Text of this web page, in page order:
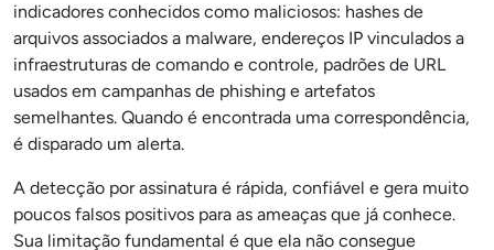
indicadores conhecidos como maliciosos: hashes de
arquivos associados a malware, endereços IP vinculados a
infraestruturas de comando e controle, padrões de URL
usados em campanhas de phishing e artefatos
semelhantes. Quando é encontrada uma correspondência,
é disparado um alerta.
A detecção por assinatura é rápida, confiável e gera muito
poucos falsos positivos para as ameaças que já conhece.
Sua limitação fundamental é que ela não consegue